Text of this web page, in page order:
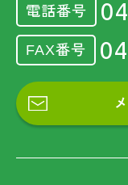
電話番号
FAX番号